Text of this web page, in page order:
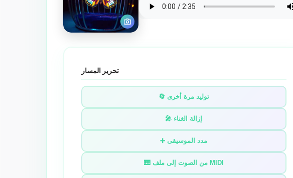
تحرير المسار
🔄 توليد مرة أخرى
🎤 إزالة الغناء
➕ مدد الموسيقى
🎹 من الصوت إلى ملف MIDI